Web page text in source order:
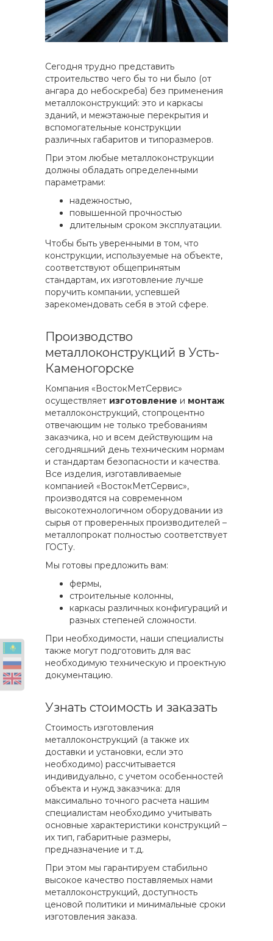
Сегодня трудно представить
строительство чего бы то ни было (от
ангара до небоскреба) без применения
металлоконструкций: это и каркасы
зданий, и межэтажные перекрытия и
вспомогательные конструкции
различных габаритов и типоразмеров.
При этом любые металлоконструкции
должны обладать определенными
параметрами:
надежностью,
повышенной прочностью
длительным сроком эксплуатации.
Чтобы быть уверенными в том, что
конструкции, используемые на объекте,
соответствуют общепринятым
стандартам, их изготовление лучше
поручить компании, успевшей
зарекомендовать себя в этой сфере.
Производство
металлоконструкций в Усть-
Каменогорске
Компания «ВостокМетСервис»
осуществляет изготовление и монтаж
металлоконструкций, стопроцентно
отвечающим не только требованиям
заказчика, но и всем действующим на
сегодняшний день техническим нормам
и стандартам безопасности и качества.
Все изделия, изготавливаемые
компанией «ВостокМетСервис»,
производятся на современном
высокотехнологичном оборудовании из
сырья от проверенных производителей –
металлопрокат полностью соответствует
ГОСТу.
Мы готовы предложить вам:
фермы,
строительные колонны,
каркасы различных конфигураций и
разных степеней сложности.
При необходимости, наши специалисты
также могут подготовить для вас
необходимую техническую и проектную
документацию.
Узнать стоимость и заказать
Стоимость изготовления
металлоконструкций (а также их
доставки и установки, если это
необходимо) рассчитывается
индивидуально, с учетом особенностей
объекта и нужд заказчика: для
максимально точного расчета нашим
специалистам необходимо учитывать
основные характеристики конструкций –
их тип, габаритные размеры,
предназначение и т.д.
При этом мы гарантируем стабильно
высокое качество поставляемых нами
металлоконструкций, доступность
ценовой политики и минимальные сроки
изготовления заказа.